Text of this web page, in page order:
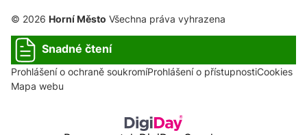
© 2026 Horní Město Všechna práva vyhrazena
Snadné čtení
Prohlášení o ochraně soukromíProhlášení o přístupnostiCookies
Mapa webu